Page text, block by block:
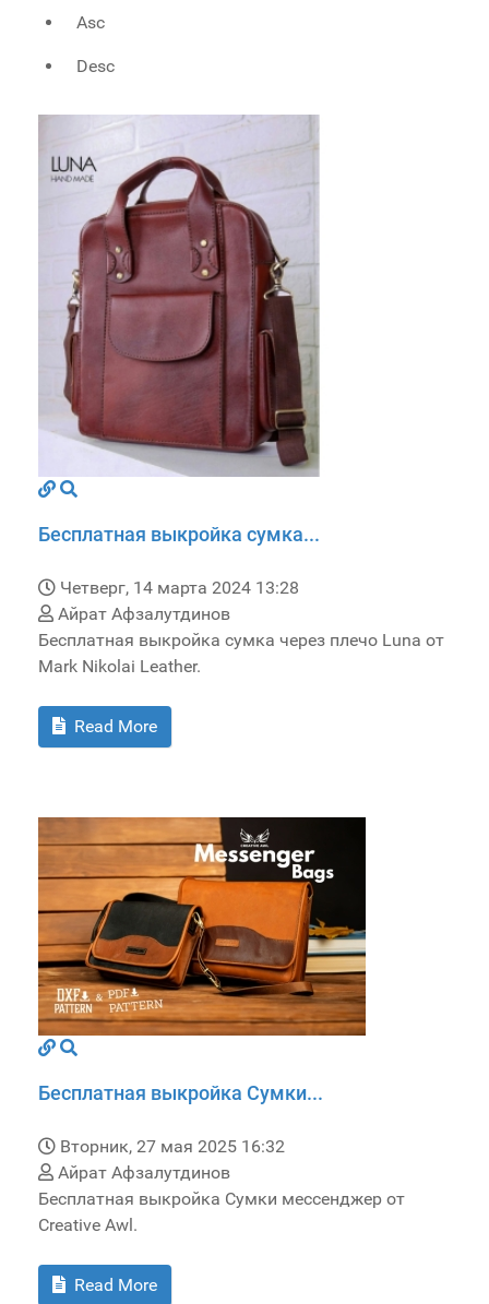
Asc
Desc
Бесплатная выкройка сумка...
Четверг, 14 марта 2024 13:28
Айрат Афзалутдинов
Бесплатная выкройка сумка через плечо Luna от
Mark Nikolai Leather.
Read More
Бесплатная выкройка Сумки...
Вторник, 27 мая 2025 16:32
Айрат Афзалутдинов
Бесплатная выкройка Сумки мессенджер от
Creative Awl.
Read More